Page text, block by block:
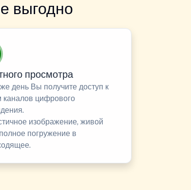
выгодно
просмотра
день Вы получите доступ к
каналов цифрового
изображение, живой
погружение в